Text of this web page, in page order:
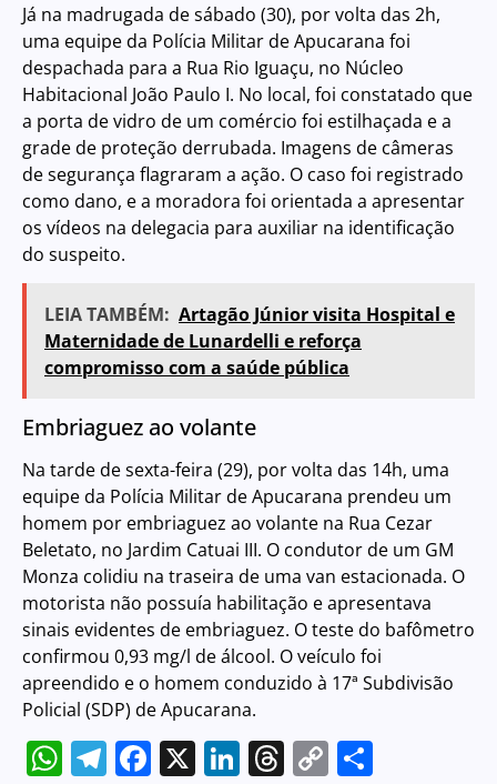
Já na madrugada de sábado (30), por volta das 2h,
uma equipe da Polícia Militar de Apucarana foi
despachada para a Rua Rio Iguaçu, no Núcleo
Habitacional João Paulo I. No local, foi constatado que
a porta de vidro de um comércio foi estilhaçada e a
grade de proteção derrubada. Imagens de câmeras
de segurança flagraram a ação. O caso foi registrado
como dano, e a moradora foi orientada a apresentar
os vídeos na delegacia para auxiliar na identificação
do suspeito.
LEIA TAMBÉM: Artagão Júnior visita Hospital e
Maternidade de Lunardelli e reforça
compromisso com a saúde pública
Embriaguez ao volante
Na tarde de sexta-feira (29), por volta das 14h, uma
equipe da Polícia Militar de Apucarana prendeu um
homem por embriaguez ao volante na Rua Cezar
Beletato, no Jardim Catuai III. O condutor de um GM
Monza colidiu na traseira de uma van estacionada. O
motorista não possuía habilitação e apresentava
sinais evidentes de embriaguez. O teste do bafômetro
confirmou 0,93 mg/l de álcool. O veículo foi
apreendido e o homem conduzido à 17ª Subdivisão
Policial (SDP) de Apucarana.
WhatsApp
Telegram
Facebook
X LinkedIn
Threads
Copy